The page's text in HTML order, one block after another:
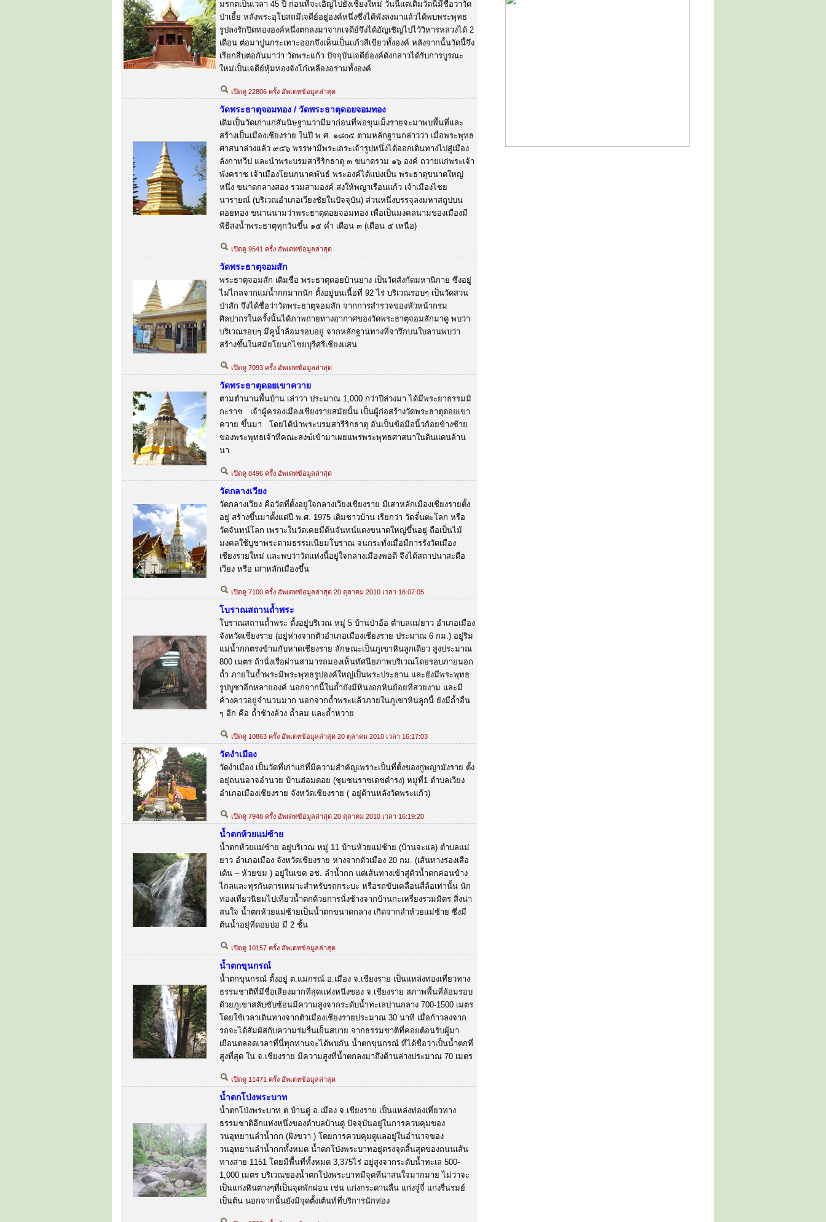
มรกตเป็นเวลา 45 ปี ก่อนที่จะเอิญไปยังเชียงใหม่ วันนี้แต่เดิมวัดนี้มีชื่อว่าวัด
ป่าเยี้ย หลังพระอุโบสถมีเจดีย์อยู่องค์หนึ่งซึ่งได้พังลงมาแล้วได้พบพระพุทธ
รูปลงรักปิดทององค์หนึ่งตกลงมาจากเจดีย์จึงได้อัญเชิญไปไว้วิหารหลวงได้ 2
เดือน ต่อมาปูนกระเทาะออกจึงเห็นเป็นแก้วสีเขียวทั้งองค์ หลังจากนั้นวัดนี้จึง
เรียกสืบต่อกันมาว่า วัดพระแก้ว ปัจจุบันเจดีย์องค์ดังกล่าวได้รับการบูรณะ
ใหม่เป็นเจดีย์หุ้มทองจังโก๋เหลืองอร่ามทั้งองค์
เปิดดู 22806 ครั้ง อัพเดทข้อมูลล่าสุด
วัดพระธาตุจอมทอง / วัดพระธาตุดอยจอมทอง
เดิมเป็นวัดเก่าแก่สันนิษฐานว่ามีมาก่อนที่พ่อขุนเม็งรายจะมาพบพื้นที่และ
สร้างเป็นเมืองเชียงราย ในปี พ.ศ. ๑๘o๕ ตามหลักฐานกล่าวว่า เมื่อพระพุทธ
ศาสนาล่วงแล้ว ๙๕๖ พรรษามีพระเถระเจ้ารูปหนึ่งได้ออกเดินทางไปสู่เมือง
ลังกาทวีป และนำพระบรมสารีริกธาตุ ๓ ขนาดรวม ๑๖ องค์ ถวายแก่พระเจ้า
พังคราช เจ้าเมืองโยนกนาคพันธ์ พระองค์ได้แบ่งเป็น พระธาตุขนาดใหญ่
หนึ่ง ขนาดกลางสอง รวมสามองค์ ส่งให้พญาเรือนแก้ว เจ้าเมืองไชย
นารายณ์ (บริเวณอำเภอเวียงชัยในปัจจุบัน) ส่วนหนึ่งบรรจุลงมหาสถูปบน
ดอยทอง ขนานนามว่าพระธาตุดอยจอมทอง เพื่อเป็นมงคลนามของเมืองมี
พิธีสงน้ำพระธาตุทุกวันขึ้น ๑๕ ค่ำ เดือน ๓ (เดือน ๕ เหนือ)
เปิดดู 9541 ครั้ง อัพเดทข้อมูลล่าสุด
วัดพระธาตุจอมสัก
พระธาตุจอมสัก เดิมชื่อ พระธาตุดอยบ้านยาง เป็นวัดสังกัดมหานิกาย ซึ่งอยู่
ไม่ไกลจากแม่น้ำกกมากนัก ตั้งอยู่บนเนื้อที่ 92 ไร่ บริเวณรอบๆ เป็นวัดสวน
ป่าสัก จึงได้ชื่อว่าวัดพระธาตุจอมสัก จากการสำรวจของหัวหน้ากรม
ศิลปากรในครั้งนั้นได้ภาพถ่ายทางอากาศของวัดพระธาตุจอมสักมาดู พบว่า
บริเวณรอบๆ มีคูน้ำล้อมรอบอยู่ จากหลักฐานทางที่จารึกบนใบลานพบว่า
สร้างขึ้นในสมัยโยนกไชยบุรีศรีเชียงแสน
เปิดดู 7093 ครั้ง อัพเดทข้อมูลล่าสุด
วัดพระธาตุดอยเขาควาย
ตามตำนานพื้นบ้าน เล่าว่า ประมาณ 1,000 กว่าปีล่วงมา ได้มีพระยาธรรมมิ
กะราช เจ้าผู้ครองเมืองเชียงรายสมัยนั้น เป็นผู้ก่อสร้างวัดพระธาตุดอยเขา
ควาย ขึ้นมา โดยได้นำพระบรมสารีริกธาตุ อันเป็นข้อมือนิ้วก้อยข้างซ้าย
ของพระพุทธเจ้าที่คณะสงฆ์เข้ามาเผยแพร่พระพุทธศาสนาในดินแดนล้าน
นา
เปิดดู 8496 ครั้ง อัพเดทข้อมูลล่าสุด
วัดกลางเวียง
วัดกลางเวียง คือวัดที่ตั้งอยู่ใจกลางเวียงเชียงราย มีเสาหลักเมืองเชียงรายตั้ง
อยู่ สร้างขึ้นมาตั้งแต่ปี พ.ศ. 1975 เดิมชาวบ้าน เรียกว่า วัดจั๋นตะโลก หรือ
วัดจันทน์โลก เพราะในวัดเคยมีต้นจันทน์แดงขนาดใหญ่ขึ้นอยู่ ถือเป็นไม้
มงคลใช้บูชาพระตามธรรมเนียมโบราณ จนกระทั่งเมื่อมีการรังวัดเมือง
เชียงรายใหม่ และพบว่าวัดแห่งนี้อยู่ใจกลางเมืองพอดี จึงได้สถาปนาสะดือ
เวียง หรือ เสาหลักเมืองขึ้น
เปิดดู 7100 ครั้ง อัพเดทข้อมูลล่าสุด 20 ตุลาคม 2010 เวลา 16:07:05
โบราณสถานถ้ำพระ
โบราณสถานถ้ำพระ ตั้งอยู่บริเวณ หมู่ 5 บ้านป่าอ้อ ตำบลแม่ยาว อำเภอเมือง
จังหวัดเชียงราย (อยู่ห่างจากตัวอำเภอเมืองเชียงราย ประมาณ 6 กม.) อยู่ริม
แม่น้ำกกตรงข้ามกับหาดเชียงราย ลักษณะเป็นภูเขาหินลูกเดียว สูงประมาณ
800 เมตร ถ้านั่งเรือผ่านสามารถมองเห็นทัศนียภาพบริเวณโดยรอบภายนอก
ถ้ำ ภายในถ้ำพระมีพระพุทธรูปองค์ใหญ่เป็นพระประธาน และยังมีพระพุทธ
รูปบูชาอีกหลายองค์ นอกจากนี้ในถ้ำยังมีหินงอกหินย้อยที่สวยงาม และมี
ค้างคาวอยู่จำนวนมาก นอกจากถ้ำพระแล้วภายในภูเขาหินลูกนี้ ยังมีถ้ำอื่น
ๆ อีก คือ ถ้ำช้างล้วง ถ้ำลม และถ้ำหวาย
เปิดดู 10863 ครั้ง อัพเดทข้อมูลล่าสุด 20 ตุลาคม 2010 เวลา 16:17:03
วัดงำเมือง
วัดงำเมือง เป็นวัดที่เก่าแก่ที่มีความสำคัญเพราะเป็นที่ตั้งของกู่พญามังราย ตั้ง
อยุ่ถนนอาจอำนวย บ้านฮ่อมดอย (ชุมชนราชเดชดำรง) หมู่ที่1 ตำบลเวียง
อำเภอเมืองเชียงราย จังหวัดเชียงราย ( อยู่ด้านหลังวัดพระแก้ว)
เปิดดู 7948 ครั้ง อัพเดทข้อมูลล่าสุด 20 ตุลาคม 2010 เวลา 16:19:20
น้ำตกห้วยแม่ซ้าย
น้ำตกห้วยแม่ซ้าย อยู่บริเวณ หมู่ 11 บ้านห้วยแม่ซ้าย (บ้านจะแล) ตำบลแม่
ยาว อำเภอเมือง จังหวัดเชียงราย ห่างจากตัวเมือง 20 กม. (เส้นทางร่องเสือ
เต้น – ห้วยขม ) อยู่ในเขต อช. ลำน้ำกก แต่เส้นทางเข้าสู่ตัวน้ำตกค่อนข้าง
ไกลและทุรกันดารเหมาะสำหรับรถกระบะ หรือรถขับเคลื่อนสี่ล้อเท่านั้น นัก
ท่องเที่ยวนิยมไปเที่ยวน้ำตกด้วยการนั่งช้างจากบ้านกะเหรี่ยงรวมมิตร สิ่งน่า
สนใจ น้ำตกห้วยแม่ซ้ายเป็นน้ำตกขนาดกลาง เกิดจากลำห้วยแม่ซ้าย ซึ่งมี
ต้นน้ำอยุ่ที่ดอยบ่อ มี 2 ชั้น
เปิดดู 10157 ครั้ง อัพเดทข้อมูลล่าสุด
น้ำตกขุนกรณ์
น้ำตกขุนกรณ์ ตั้งอยู่ ต.แม่กรณ์ อ.เมือง จ.เชียงราย เป็นแหล่งท่องเที่ยวทาง
ธรรมชาติที่มีชื่อเสียงมากที่สุดแห่งหนึ่งของ จ.เชียงราย สภาพพื้นที่ล้อมรอบ
ด้วยภูเขาสลับซับซ้อนมีความสูงจากระดับน้ำทะเลปานกลาง 700-1500 เมตร
โดยใช้เวลาเดินทางจากตัวเมืองเชียงรายประมาณ 30 นาที เมื่อก้าวลงจาก
รถจะได้สัมผัสกับความร่มรื่นเย็นสบาย จากธรรมชาติที่คอยต้อนรับผู้มา
เยือนตลอดเวลาที่นี่ทุกท่านจะได้พบกัน น้ำตกขุนกรณ์ ที่ได้ชื่อว่าเป็นน้ำตกที่
สูงที่สุด ใน จ.เชียงราย มีความสูงที่น้ำตกลงมาถึงด้านล่างประมาณ 70 เมตร
เปิดดู 11471 ครั้ง อัพเดทข้อมูลล่าสุด
น้ำตกโป่งพระบาท
น้ำตกโป่งพระบาท ต.บ้านดู่ อ.เมือง จ.เชียงราย เป็นแหล่งท่องเที่ยวทาง
ธรรมชาติอีกแห่งหนึ่งของตำบลบ้านดู่ ปัจจุบันอยู่ในการควบคุมของ
วนอุทยานลำน้ำกก (ฝั่งขวา ) โดยการควบคุมดูแลอยู่ในอำนาจของ
วนอุทยานลำน้ำกกทั้งหมด น้ำตกโป่งพระบาทอยู่ตรงจุดสิ้นสุดของถนนเส้น
ทางสาย 1151 โดยมีพื้นที่ทั้งหมด 3,375ไร่ อยู่สูงจากระดับน้ำทะเล 500-
1,000 เมตร บริเวณของน้ำตกโป่งพระบาทมีจุดที่น่าสนใจมากมาย ไม่ว่าจะ
เป็นแก่งหินต่างๆที่เป็นจุดพักผ่อน เช่น แก่งกระดานลื่น แก่งจู๋จี๋ แก่งรื่นรมย์
เป็นต้น นอกจากนั้นยังมีจุดตั้งเต้นท์ที่บริการนักท่อง